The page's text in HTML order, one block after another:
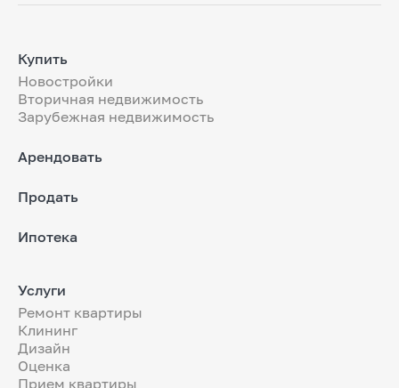
Купить
Новостройки
Вторичная недвижимость
Зарубежная недвижимость
Арендовать
Продать
Ипотека
Услуги
Ремонт квартиры
Клининг
Дизайн
Оценка
Прием квартиры